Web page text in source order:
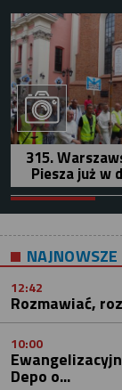
315.
Piesza już w
NAJNOWSZE
12:42
Rozmawiać,
10:00
Depo o...